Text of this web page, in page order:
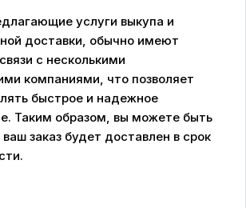
услуги выкупа и
доставки, обычно имеют
с несколькими
компаниями, что позволяет
быстрое и надежное
Таким образом, вы можете быть
заказ будет доставлен в срок